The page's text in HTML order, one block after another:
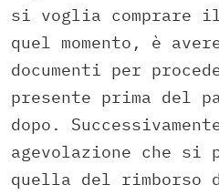
si voglia comprare
quel momento, è
documenti per
presente prima del
dopo.
agevolazione che si
quella del rimborso